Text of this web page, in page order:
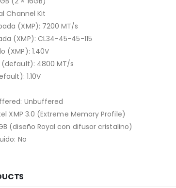
Channel Kit
(XMP): 7200 MT/s
(XMP): CL34-45-45-115
(XMP): 1.40V
(default): 4800 MT/s
1.10V
Unbuffered
XMP 3.0 (Extreme Memory Profile)
(diseño Royal con difusor cristalino)
No